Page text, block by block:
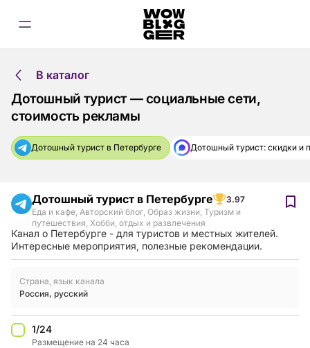
В каталог
Дотошный турист — социальные сети,
стоимость рекламы
Дотошный турист в Петербурге Дотошный турист: скидки и
Дотошный турист в Петербурге
3.97
Еда и кафе, Авторский блог, Образ жизни, Туризм и
путешествия, Хобби, отдых и развлечения
Канал о Петербурге - для туристов и местных жителей.
Интересные мероприятия, полезные рекомендации.
Страна, язык канала
Россия, русский
1/24
Размещение на 24 часа